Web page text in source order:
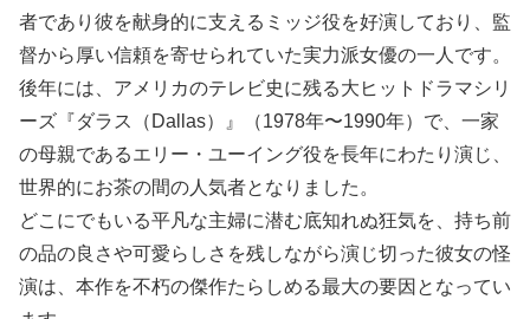
者であり彼を献身的に支えるミッジ役を好演しており、監
督から厚い信頼を寄せられていた実力派女優の一人です。
後年には、アメリカのテレビ史に残る大ヒットドラマシリ
ーズ『ダラス（Dallas）』（1978年〜1990年）で、一家
の母親であるエリー・ユーイング役を長年にわたり演じ、
世界的にお茶の間の人気者となりました。
どこにでもいる平凡な主婦に潜む底知れぬ狂気を、持ち前
の品の良さや可愛らしさを残しながら演じ切った彼女の怪
演は、本作を不朽の傑作たらしめる最大の要因となってい